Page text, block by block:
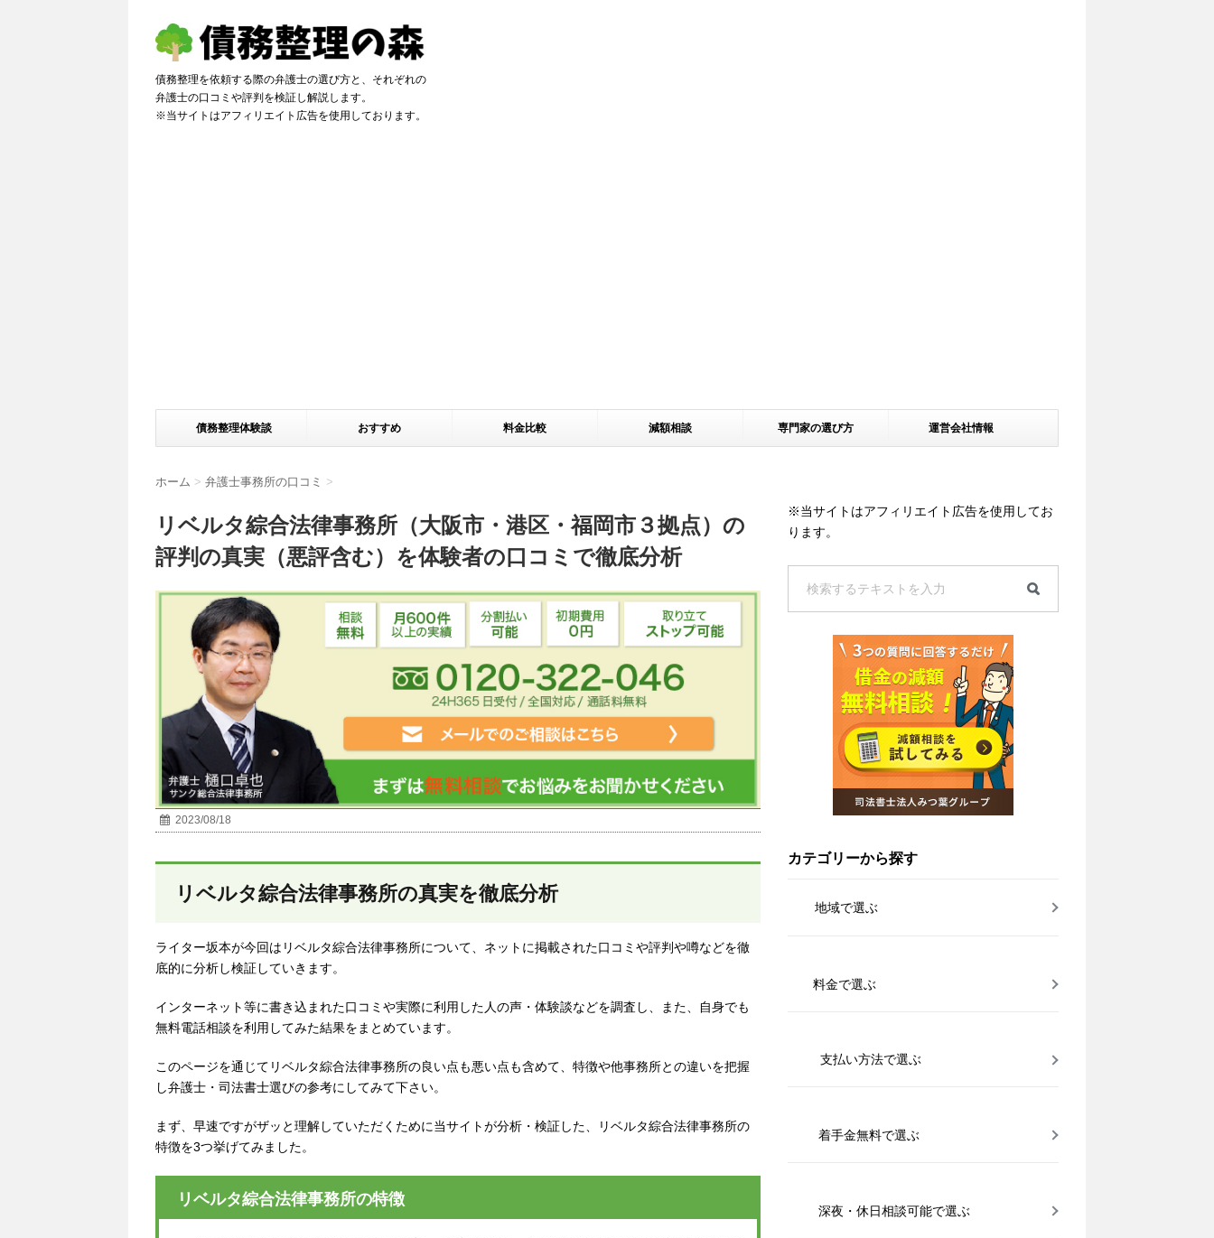
債務整理を依頼する際の弁護士の選び方と、それぞれの
弁護士の口コミや評判を検証し解説します。
※当サイトはアフィリエイト広告を使用しております。
債務整理体験談 おすすめ 料金比較 減額相談 専門家の選び方 運営会社情報
ホーム > 弁護士事務所の口コミ >
リベルタ綜合法律事務所（大阪市・港区・福岡市３拠点）の
評判の真実（悪評含む）を体験者の口コミで徹底分析
2023/08/18
リベルタ綜合法律事務所の真実を徹底分析
ライター坂本が今回はリベルタ綜合法律事務所について、ネットに掲載された口コミや評判や噂などを徹
底的に分析し検証していきます。
インターネット等に書き込まれた口コミや実際に利用した人の声・体験談などを調査し、
また、自身でも
無料電話相談を利用してみた結果をまとめています。
このページを通じてリベルタ綜合法律事務所の良い点も悪い点も含めて、特徴や他事務所との違いを把握
し弁護士・司法書士選びの参考にしてみて下さい。
まず、早速ですがザッと理解していただくために当サイトが分析・検証した、リベルタ綜合法律事務所の
特徴を3つ挙げてみました。
リベルタ綜合法律事務所の特徴
※当サイトはアフィリエイト広告を使用してお
ります。
カテゴリーから探す
地域で選ぶ
料金で選ぶ
支払い方法で選ぶ
着手金無料で選ぶ
深夜・休日相談可能で選ぶ